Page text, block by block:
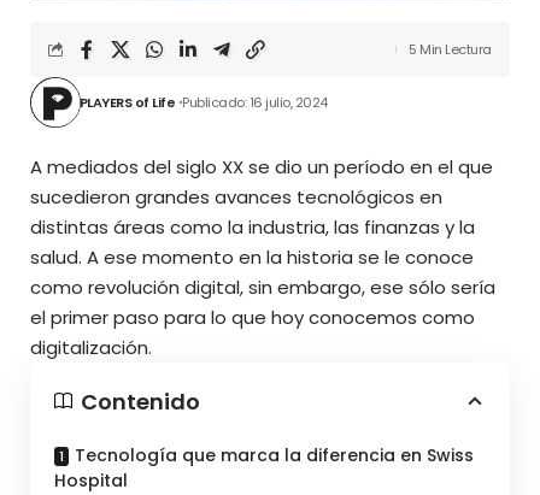
PLAYERS of Life Publicado: 16 julio, 2024
5 Min Lectura
A mediados del siglo XX se dio un período en el que
sucedieron grandes avances tecnológicos en
distintas áreas como la industria, las finanzas y la
salud. A ese momento en la historia se le conoce
como revolución digital, sin embargo, ese sólo sería
el primer paso para lo que hoy conocemos como
digitalización.
Contenido
Tecnología que marca la diferencia en Swiss
Hospital